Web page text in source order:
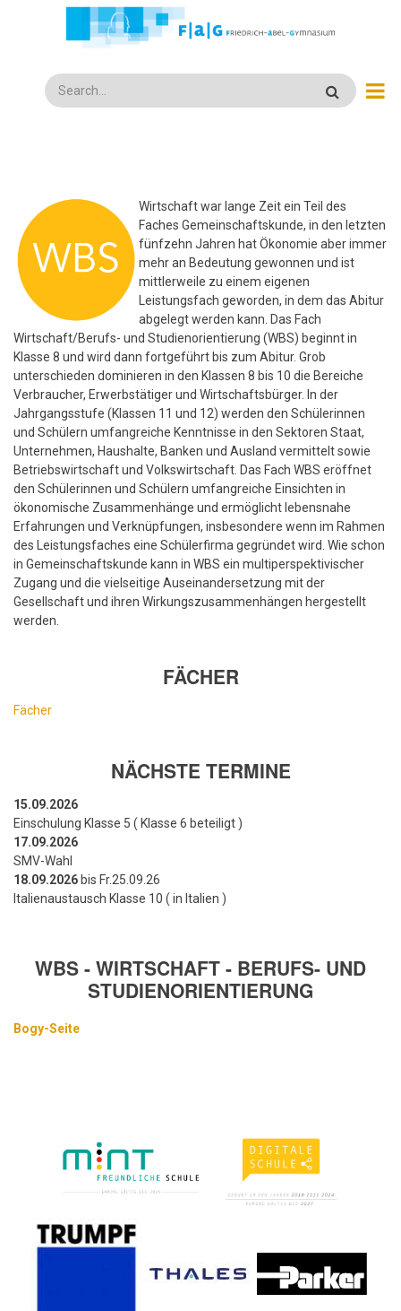
Search
Wirtschaft war lange Zeit ein Teil des
Faches Gemeinschaftskunde, in den letzten
fünfzehn Jahren hat Ökonomie aber immer
mehr an Bedeutung gewonnen und ist
mittlerweile zu einem eigenen
Leistungsfach geworden, in dem das Abitur
abgelegt werden kann. Das Fach
Wirtschaft/Berufs- und Studienorientierung (WBS) beginnt in
Klasse 8 und wird dann fortgeführt bis zum Abitur. Grob
unterschieden dominieren in den Klassen 8 bis 10 die Bereiche
Verbraucher, Erwerbstätiger und Wirtschaftsbürger. In der
Jahrgangsstufe (Klassen 11 und 12) werden den Schülerinnen
und Schülern umfangreiche Kenntnisse in den Sektoren Staat,
Unternehmen, Haushalte, Banken und Ausland vermittelt sowie
Betriebswirtschaft und Volkswirtschaft. Das Fach WBS eröffnet
den Schülerinnen und Schülern umfangreiche Einsichten in
ökonomische Zusammenhänge und ermöglicht lebensnahe
Erfahrungen und Verknüpfungen, insbesondere wenn im Rahmen
des Leistungsfaches eine Schülerfirma gegründet wird. Wie schon
in Gemeinschaftskunde kann in WBS ein multiperspektivischer
Zugang und die vielseitige Auseinandersetzung mit der
Gesellschaft und ihren Wirkungszusammenhängen hergestellt
werden.
FÄCHER
Fächer
NÄCHSTE TERMINE
15.09.2026
Einschulung Klasse 5 ( Klasse 6 beteiligt )
17.09.2026
SMV-Wahl
18.09.2026 bis Fr.25.09.26
Italienaustausch Klasse 10 ( in Italien )
WBS - WIRTSCHAFT - BERUFS- UND
STUDIENORIENTIERUNG
Bogy-Seite